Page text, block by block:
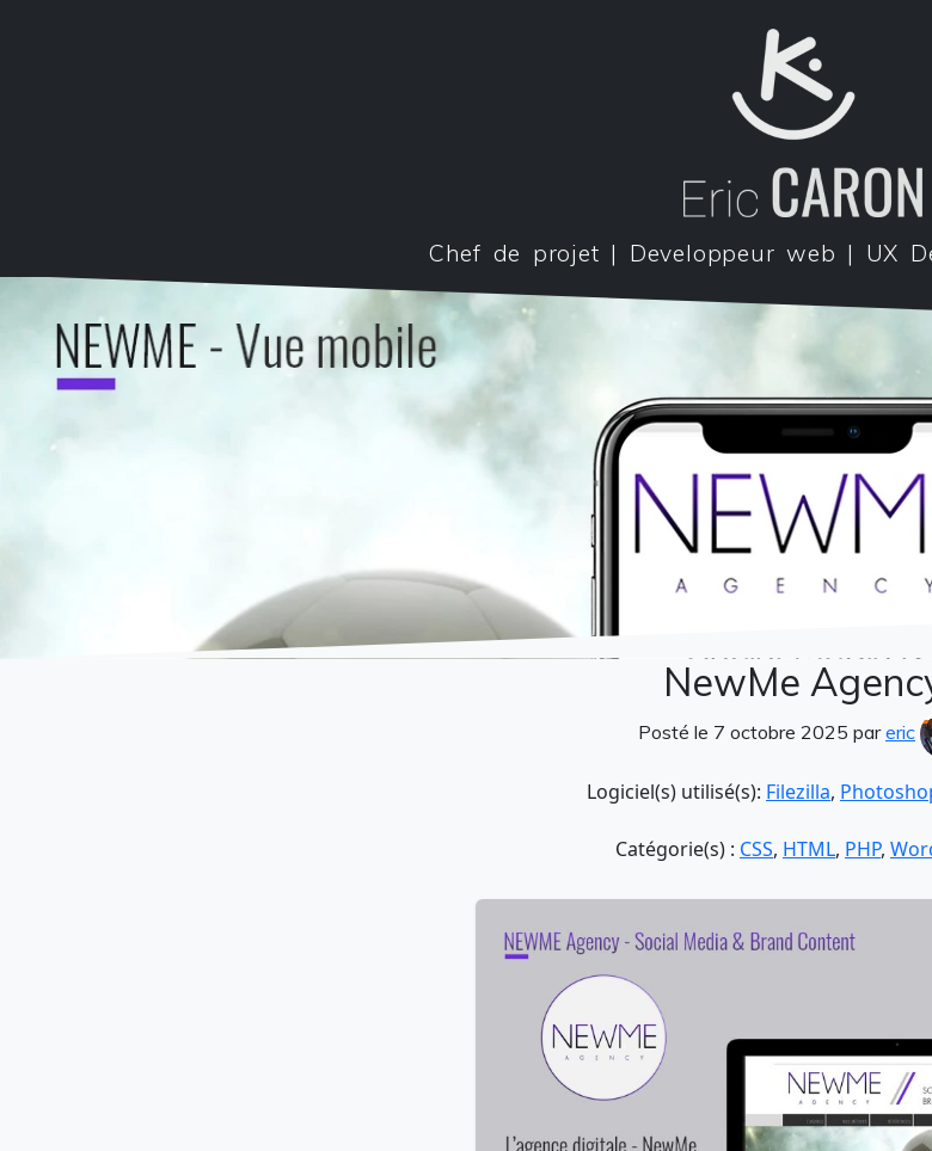
Chef de projet | Developpeur web | UX
NewMe
Posté le 7 octobre 2025 pareric
Logiciel(s) utilisé(s): Filezilla,
Catégorie(s) : CSS, HTML, PHP,